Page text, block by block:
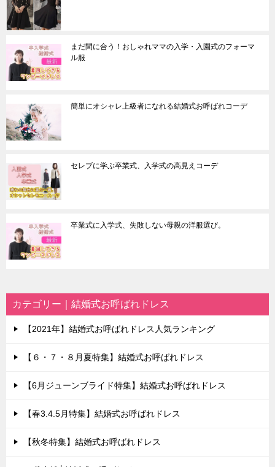
まだ間に合う！おしゃれママの入学・入園式のフォーマ
ル服
簡単にオシャレ上級者になれる結婚式お呼ばれコーデ
セレブに学ぶ卒業式、入学式の高見えコーデ
卒業式に入学式、失敗しない母親の洋服選び。
カテゴリー｜結婚式お呼ばれドレス
【2021年】結婚式お呼ばれドレス人気ランキング
【６・７・８月夏特集】結婚式お呼ばれドレス
【6月ジューンブライド特集】結婚式お呼ばれドレス
【春3.4.5月特集】結婚式お呼ばれドレス
【秋冬特集】結婚式お呼ばれドレス